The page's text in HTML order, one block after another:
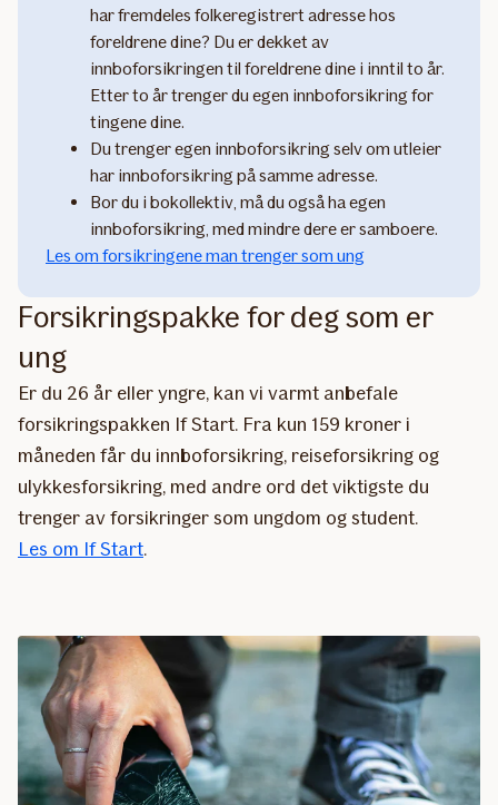
har fremdeles folkeregistrert adresse hos
foreldrene dine? Du er dekket av
innboforsikringen til foreldrene dine i inntil to år.
Etter to år trenger du egen innboforsikring for
tingene dine.
Du trenger egen innboforsikring selv om utleier
har innboforsikring på samme adresse.
Bor du i bokollektiv, må du også ha egen
innboforsikring, med mindre dere er samboere.
Les om forsikringene man trenger som ung
Forsikringspakke for deg som er
ung
Er du 26 år eller yngre, kan vi varmt anbefale
forsikringspakken If Start. Fra kun 159 kroner i
måneden får du innboforsikring, reiseforsikring og
ulykkesforsikring, med andre ord det viktigste du
trenger av forsikringer som ungdom og student.
Les om If Start.